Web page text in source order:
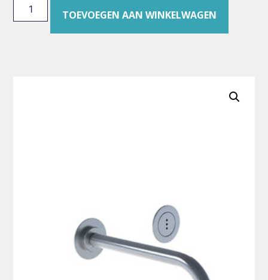
TOEVOEGEN AAN WINKELWAGEN